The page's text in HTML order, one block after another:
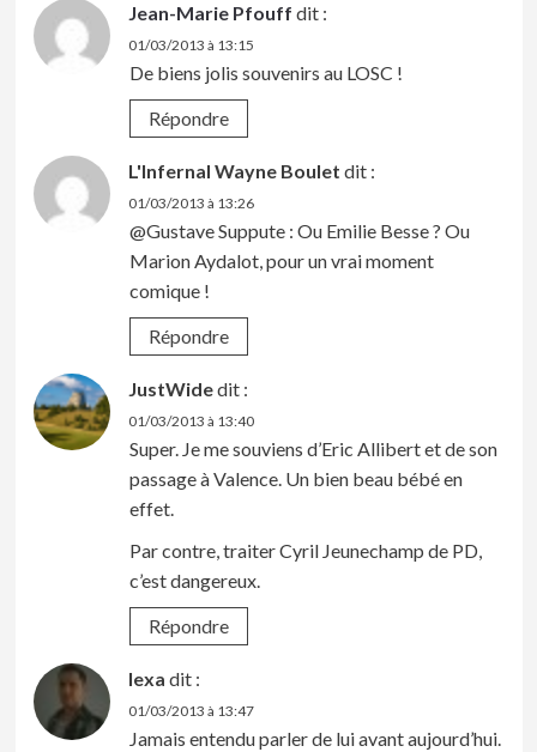
Jean-Marie Pfouff dit :
01/03/2013 à 13:15
De biens jolis souvenirs au LOSC !
Répondre
L'Infernal Wayne Boulet dit :
01/03/2013 à 13:26
@Gustave Suppute : Ou Emilie Besse ? Ou
Marion Aydalot, pour un vrai moment
comique !
Répondre
JustWidedit :
01/03/2013 à 13:40
Super. Je me souviens d’Eric Allibert et de son
passage à Valence. Un bien beau bébé en
effet.
Par contre, traiter Cyril Jeunechamp de PD,
c’est dangereux.
Répondre
lexa dit :
01/03/2013 à 13:47
Jamais entendu parler de lui avant aujourd’hui.